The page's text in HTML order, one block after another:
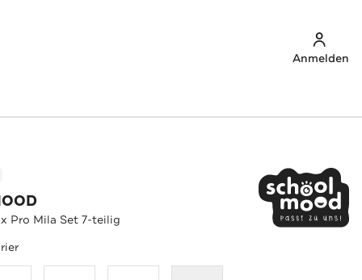
Anmelden
Pro Mila Set 7-teilig